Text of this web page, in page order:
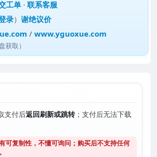
工单 ·联系客服
录）谢绝议价
/www.yguoxue.com
获取）
支付后返回刷新或跳转；支付后无法下载
可复制性，不懂可询问；购买后不支持任何